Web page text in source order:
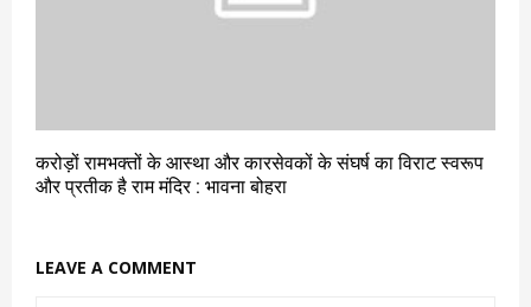
करोड़ों रामभक्तों के आस्था और कारसेवकों के संघर्ष का विराट स्वरूप
और प्रतीक है राम मंदिर : भावना बोहरा
LEAVE A COMMENT